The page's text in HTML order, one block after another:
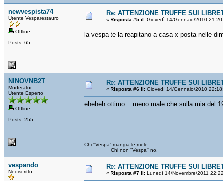
newvespista74
Utente Vesparestauro
Offline
Posts: 65
Re: ATTENZIONE TRUFFE SUI
« Risposta #5 il: Giovedì 14/Gennaio/2010
la vespa te la reapitano a casa x posta nelle
NINOVNB2T
Moderator
Utente Esperto
Offline
Posts: 255
Re: ATTENZIONE TRUFFE SUI
« Risposta #6 il: Giovedì 14/Gennaio/2010
eheheh ottimo... meno male che sulla mia del
Chi ''Vespa'' mangia le mele.
Chi non ''Vespa'' no.
vespando
Neoiscritto
Re: ATTENZIONE TRUFFE SUI
« Risposta #7 il: Lunedì 14/Novembre/2011